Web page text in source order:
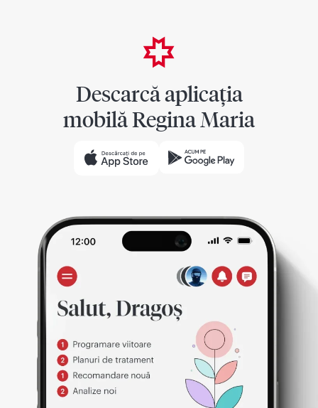
Descarcă aplicația
mobilă Regina Maria